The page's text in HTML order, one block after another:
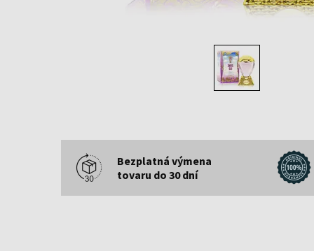
Bezplatná výmena
tovaru do 30 dní